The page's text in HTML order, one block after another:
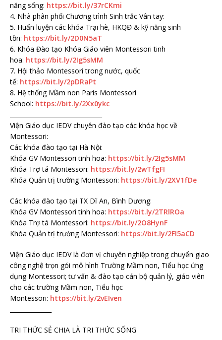
năng sống: https://bit.ly/37rCKmi
4. Nhà phân phối Chương trình Sinh trắc Vân tay:
5. Huấn luyện các khóa Trại hè, HKQĐ & kỹ năng sinh
tồn: https://bit.ly/2D0N5aT
6. Khóa Đào tạo Khóa Giáo viên Montessori tinh
hoa: https://bit.ly/2Ig5sMM
7. Hội thảo Montessori trong nước, quốc
tế: https://bit.ly/2pDRaPt
8. Hệ thống Mầm non Paris Montessori
School: https://bit.ly/2Xx0ykc
Viện Giáo dục IEDV chuyên đào tạo các khóa học về
Montessori:
Các khóa đào tạo tại Hà Nội:
Khóa GV Montessori tinh hoa: https://bit.ly/2Ig5sMM
Khóa Trợ tá Montessori: https://bit.ly/2wTfgFI
Khóa Quản trị trường Montessori: https://bit.ly/2XV1fDe
Các khóa đào tạo tại TX Dĩ An, Bình Dương:
Khóa GV Montessori tinh hoa: https://bit.ly/2TRlROa
Khóa Trợ tá Montessori: https://bit.ly/2O8HynF
Khóa Quản trị trường Montessori: https://bit.ly/2Fl5aCD
Viện Giáo dục IEDV là đơn vị chuyên nghiệp trong chuyển giao
công nghệ trọn gói mô hình Trường Mầm non, Tiểu học ứng
dụng Montessori; tư vấn & đào tạo cán bộ quản lý, giáo viên
cho các trường Mầm non, Tiểu học
Montessori: https://bit.ly/2vEIven
TRI THỨC SẺ CHIA LÀ TRI THỨC SỐNG